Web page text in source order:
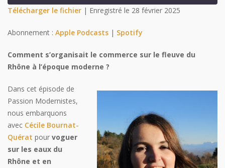
10
FORWARD
SECONDS
SHARE
Télécharger le fichier | Enregistré le 28 février 2025
Abonnement : Apple Podcasts | Spotify
Comment s’organisait le commerce sur le fleuve du
Rhône à l’époque moderne ?
Dans cet épisode de
Passion Modernistes,
nous embarquons
avec Cécile Bournat-
Quérat pour voguer
sur les eaux du
Rhône et en